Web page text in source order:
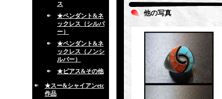
ス
★ペンダント&ネ
ックレス（シルバ
ー）
★ペンダント&ネ
ックレス（ノンシ
ルバー）
★ピアス&その他
★スー&シャイアンetc
作品
他の写真